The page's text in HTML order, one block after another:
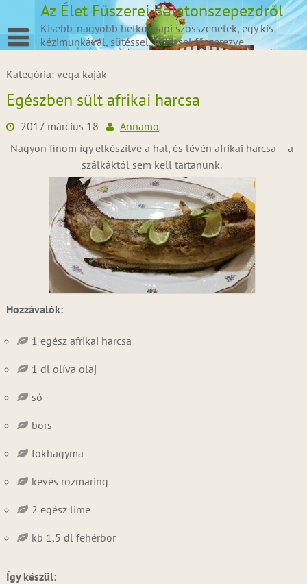
content
Az Élet Fűszerei Balatonszepezdről
Kisebb-nagyobb hétköznapi szösszenetek, egy kis
kézimunkával, sütéssel, főzéssel fűszerezve.
Kategória: vega kaják
Egészben sült afrikai harcsa
2017 március 18
Annamo
Nagyon finom így elkészítve a hal, és lévén afrikai harcsa – a
szálkáktól sem kell tartanunk.
Hozzávalók:
1 egész afrikai harcsa
1 dl olíva olaj
só
bors
fokhagyma
kevés rozmaring
2 egész lime
kb 1,5 dl fehérbor
Így készül: